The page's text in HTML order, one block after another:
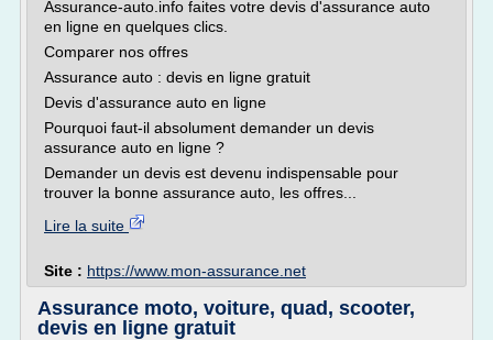
Assurance-auto.info faites votre devis d'assurance auto
en ligne en quelques clics.
Comparer nos offres
Assurance auto : devis en ligne gratuit
Devis d'assurance auto en ligne
Pourquoi faut-il absolument demander un devis
assurance auto en ligne ?
Demander un devis est devenu indispensable pour
trouver la bonne assurance auto, les offres...
Lire la suite
Site : https://www.mon-assurance.net
Assurance moto, voiture, quad, scooter,
devis en ligne gratuit